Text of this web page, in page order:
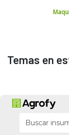
Temas en